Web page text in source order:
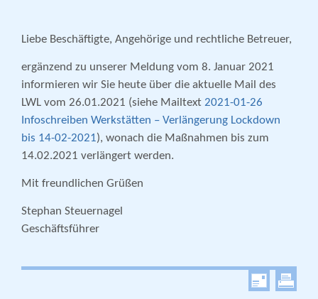
Liebe Beschäftigte, Angehörige und rechtliche Betreuer,
ergänzend zu unserer Meldung vom 8. Januar 2021
informieren wir Sie heute über die aktuelle Mail des
LWL vom 26.01.2021 (siehe Mailtext 2021-01-26
Infoschreiben Werkstätten – Verlängerung Lockdown
bis 14-02-2021), wonach die Maßnahmen bis zum
14.02.2021 verlängert werden.
Mit freundlichen Grüßen
Stephan Steuernagel
Geschäftsführer